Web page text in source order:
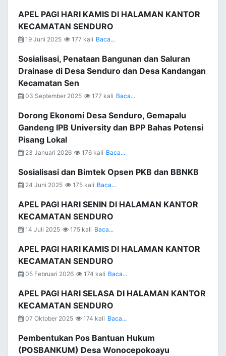
APEL PAGI HARI KAMIS DI HALAMAN KANTOR
KECAMATAN SENDURO
19 Juni 2025 177 kali Baca...
Sosialisasi, Penataan Bangunan dan Saluran
Drainase di Desa Senduro dan Desa Kandangan
Kecamatan Sen
03 September 2025 177 kali Baca...
Dorong Ekonomi Desa Senduro, Gemapalu
Gandeng IPB University dan BPP Bahas Potensi
Pisang Lokal
23 Januari 2026 176 kali Baca...
Sosialisasi dan Bimtek Opsen PKB dan BBNKB
24 Juni 2025 175 kali Baca...
APEL PAGI HARI SENIN DI HALAMAN KANTOR
KECAMATAN SENDURO
14 Juli 2025 175 kali Baca...
APEL PAGI HARI KAMIS DI HALAMAN KANTOR
KECAMATAN SENDURO
05 Februari 2026 174 kali Baca...
APEL PAGI HARI SELASA DI HALAMAN KANTOR
KECAMATAN SENDURO
07 Oktober 2025 174 kali Baca...
Pembentukan Pos Bantuan Hukum
(POSBANKUM) Desa Wonocepokoayu